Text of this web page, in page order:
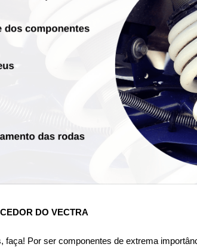
DO VECTRA
Por ser componentes de extrema